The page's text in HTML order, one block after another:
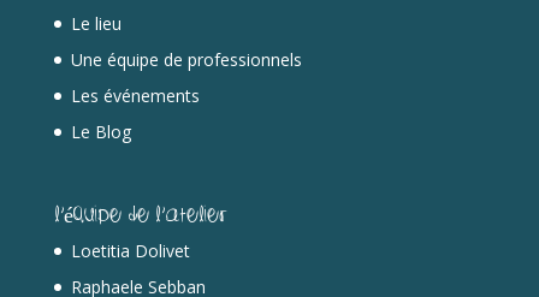
Le lieu
Une équipe de professionnels
Les événements
Le Blog
L’équipe de l’Atelier
Loetitia Dolivet
Raphaele Sebban